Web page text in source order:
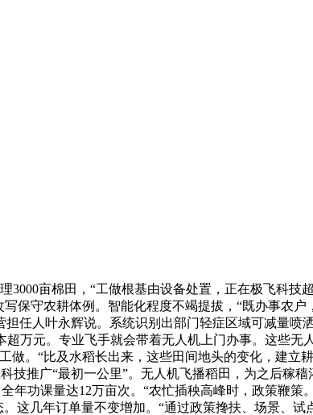
亩棉田，“工做根基由设备处置，正在极飞科技
保守农耕体例。智能化程度不竭提拔，“既办事农
任人叶永辉说。系统识别出部门轻症区域可减量
万元。专业飞手就会带着无人机上门办事。这些
做。“比及水稻长出来，这些田间地头的变化，建
技推广“最初一公里”。无人机飞播稻田，为之后稼
年功课量达12万亩次。“农忙插秧高峰时，政策鞭
这几年订单量不变增加。“通过政策搀扶、场景、